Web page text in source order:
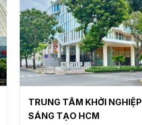
TRUNG TÂM KHỞI NGHIỆP
SÁNG TẠO HCM